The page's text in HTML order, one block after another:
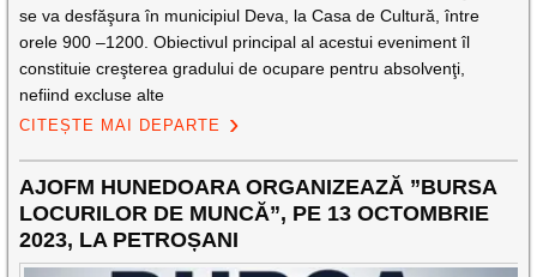
se va desfăşura în municipiul Deva, la Casa de Cultură, între
orele 900 –1200. Obiectivul principal al acestui eveniment îl
constituie creşterea gradului de ocupare pentru absolvenţi,
nefiind excluse alte
CITEȘTE MAI DEPARTE
AJOFM HUNEDOARA ORGANIZEAZĂ ”BURSA
LOCURILOR DE MUNCĂ”, PE 13 OCTOMBRIE
2023, LA PETROȘANI